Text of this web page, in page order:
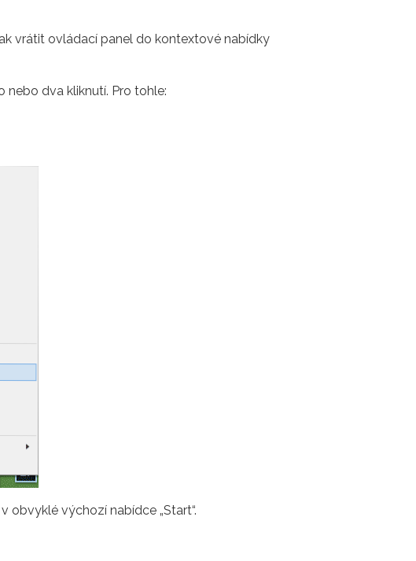
vrátit ovládací panel do kontextové nabídky
dva kliknutí. Pro tohle:
výchozí nabídce „Start“.